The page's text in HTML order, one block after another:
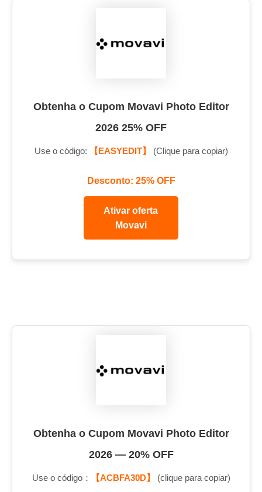
Obtenha o Cupom Movavi Photo Editor
2026 25% OFF
Use o código: 【EASYEDIT】 (Clique para copiar)
Desconto: 25% OFF
Ativar oferta
Movavi
Obtenha o Cupom Movavi Photo Editor
2026 — 20% OFF
Use o código： 【ACBFA30D】 (clique para copiar)